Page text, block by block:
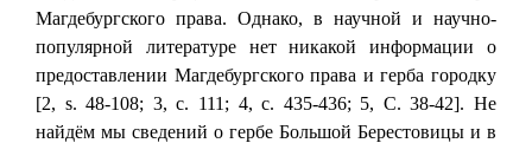
Магдебургского права. Однако, в научной и научно-
популярной литературе нет никакой информации о
предоставлении Магдебургского права и герба городку
[2, s. 48-108; 3, с. 111; 4, с. 435-436; 5, С. 38-42]. Не
найдём мы сведений о гербе Большой Берестовицы и в